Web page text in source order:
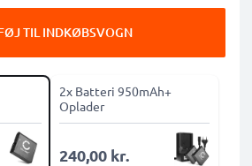
TIL INDKØBSVOGN
2x Batteri 950mAh+
Oplader
240,00 kr.